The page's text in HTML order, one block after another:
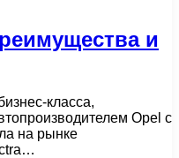
и
класса,
Opel с
на рынке